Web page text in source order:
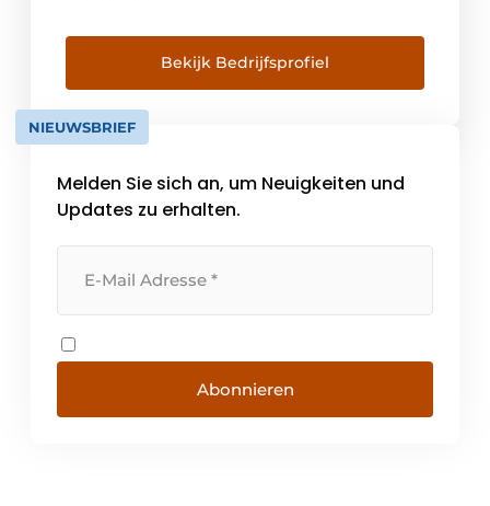
technische Anwendungen. Mit 38
Extrusionslinien, eigener Konstruktion,
Werkzeugbau und einer Jahresproduktion
von über 65 Millionen Metern liefern wir
Profillösungen, die genau auf die
zugeschnitten sind. Von unserem 28.000 m²
großen […]
Bekijk Bedrijfsprofiel
NIEUWSBRIEF
Melden Sie sich an, um Neuigkeiten und
Updates zu erhalten.
Abonnieren